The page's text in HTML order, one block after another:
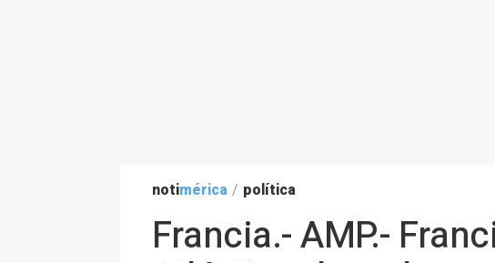
notimérica / política
Francia.- AMP.-